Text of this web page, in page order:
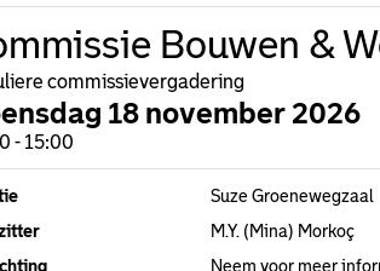
Bouwen &
commissievergadering
18 november 2026
- 15:00
Suze Groenewegzaal
M.Y. (Mina) Morkoç
Neem voor meer